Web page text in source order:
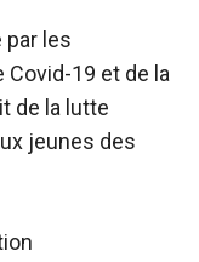
par les
19 et de la
de la lutte
jeunes des